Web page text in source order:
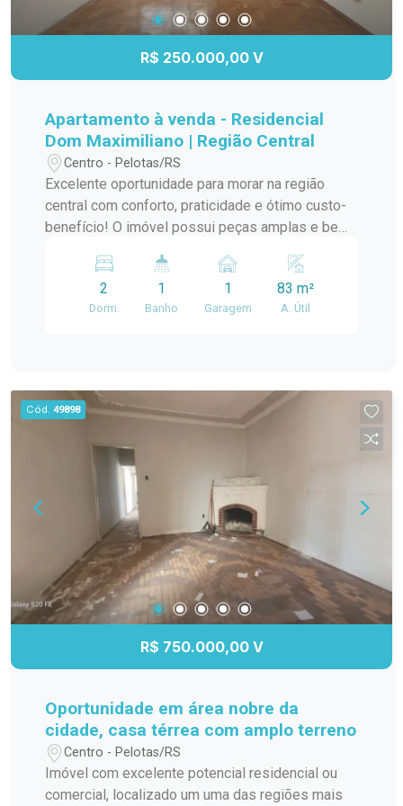
informações e agende sua visita!
R$ 250.000,00 V
Apartamento à venda - Residencial
Dom Maximiliano | Região Central
Centro - Pelotas/RS
Excelente oportunidade para morar na região
central com conforto, praticidade e ótimo custo-
benefício! O imóvel possui peças amplas e bem
funcionalidade para toda a família. Características
do apartamento: 2 dormitórios 1 banheiro
Banheiro auxiliar Quarto auxiliar, ideal para
Diferenciais: Peças grandes e bem iluminadas
Condomínio de baixo custo Região central, com
fácil acesso a comércio, escolas e serviços
Estrutura do condomínio: Cerca elétrica Interfone
Portão eletrônico Pátio coletivo Churrasqueira
Ideal para quem busca espaço, segurança e
praticidade em uma excelente localização. Entre
em contato para mais informações e agende sua
visita!
2
Dorm.
1
Banho
1
Garagem
83 m²
A. Útil
Cód. 49898
R$ 750.000,00 V
Oportunidade em área nobre da
cidade, casa térrea com amplo terreno
Centro - Pelotas/RS
Imóvel com excelente potencial residencial ou
comercial, localizado um uma das regiões mais